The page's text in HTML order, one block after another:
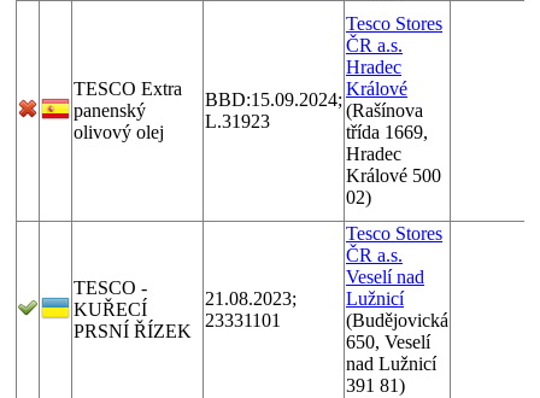
TESCO Extra
panenský
olivový olej
BBD:15.09.2024;
L.31923
Tesco Stores
ČR a.s.
Hradec
Králové
(Rašínova
třída 1669,
Hradec
Králové 500
02)
TESCO -
KUŘECÍ
PRSNÍ ŘÍZEK
21.08.2023;
23331101
Tesco Stores
ČR a.s.
Veselí nad
Lužnicí
(Budějovická
650, Veselí
nad Lužnicí
391 81)